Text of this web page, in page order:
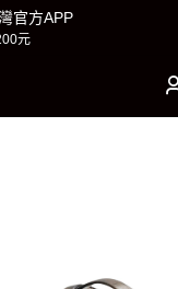
官方APP
元